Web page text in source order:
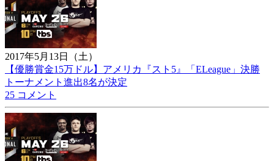
2017年5月13日（土）
【優勝賞金15万ドル】アメリカ『スト5』「ELeague」決勝
トーナメント進出8名が決定
25 コメント